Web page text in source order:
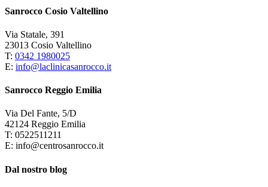
Sanrocco Cosio Valtellino
Via Statale, 391
23013 Cosio Valtellino
T: 0342 1980025
E: info@laclinicasanrocco.it
Sanrocco Reggio Emilia
Via Del Fante, 5/D
42124 Reggio Emilia
T: 0522511211
E: info@centrosanrocco.it
Dal nostro blog